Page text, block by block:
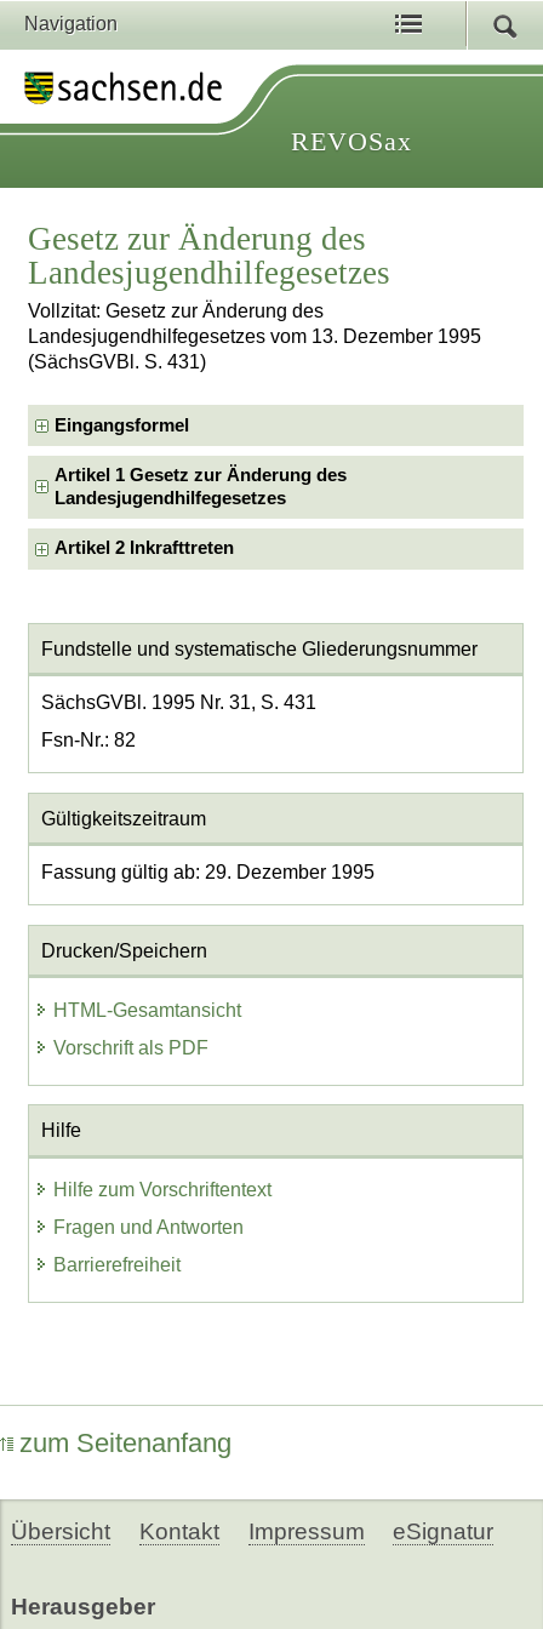
Navigation
REVOSax
Gesetz zur Änderung des
Landesjugendhilfegesetzes
Vollzitat: Gesetz zur Änderung des
Landesjugendhilfegesetzes vom 13. Dezember 1995
(SächsGVBl. S. 431)
Eingangsformel
Artikel 1 Gesetz zur Änderung des
Landesjugendhilfegesetzes
Artikel 2 Inkrafttreten
Fundstelle und systematische Gliederungsnummer
SächsGVBl. 1995 Nr. 31, S. 431
Fsn-Nr.: 82
Gültigkeitszeitraum
Fassung gültig ab: 29. Dezember 1995
Drucken/Speichern
HTML-Gesamtansicht
Vorschrift als PDF
Hilfe
Hilfe zum Vorschriftentext
Fragen und Antworten
Barrierefreiheit
zum Seitenanfang
Übersicht Kontakt Impressum eSignatur
Herausgeber